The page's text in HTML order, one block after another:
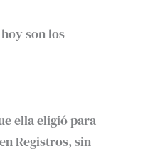
son los
ella eligió para
Registros, sin